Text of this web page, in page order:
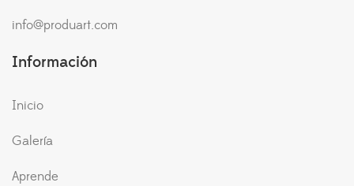
info@produart.com
Información
Inicio
Galería
Aprende